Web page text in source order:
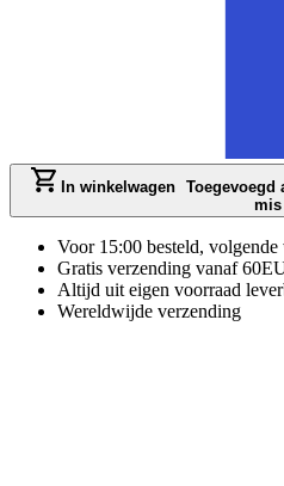
In winkelwagen Toegevoegd
mis
Voor 15:00 besteld,
Gratis verzending vanaf
Altijd uit eigen voorraad
Wereldwijde verzending